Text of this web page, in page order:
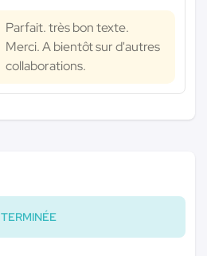
Parfait. très bon texte.
Merci. A bientôt sur d'autres
collaborations.
TERMINÉE